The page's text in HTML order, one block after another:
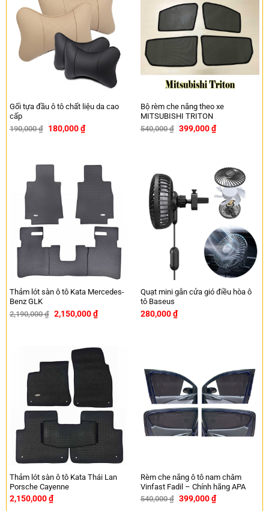
Gối tựa đầu ô tô chất liệu da cao
cấp
190,000₫ 180,000₫
Bộ rèm che nắng theo xe
MITSUBISHI TRITON
540,000₫ 399,000₫
Thảm lót sàn ô tô Kata Mercedes-
Benz GLK
2,190,000₫ 2,150,000₫
Quạt mini gắn cửa gió điều hòa ô
tô Baseus
280,000₫
Thảm lót sàn ô tô Kata Thái Lan
Porsche Cayenne
2,150,000₫
Rèm che nắng ô tô nam châm
Vinfast Fadil – Chính hãng APA
540,000₫ 399,000₫